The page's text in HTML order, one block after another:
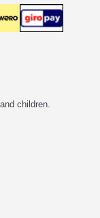
children.